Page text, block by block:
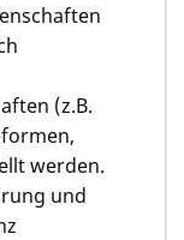
(z.B.
werden.
und